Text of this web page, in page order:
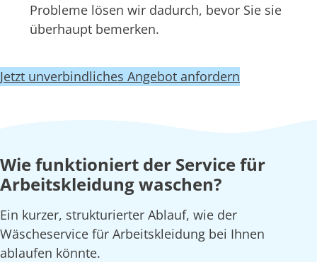
Probleme lösen wir dadurch, bevor Sie sie
überhaupt bemerken.
Jetzt unverbindliches Angebot anfordern
Wie funktioniert der Service für
Arbeitskleidung waschen?
Ein kurzer, strukturierter Ablauf, wie der
Wäscheservice für Arbeitskleidung bei Ihnen
ablaufen könnte.